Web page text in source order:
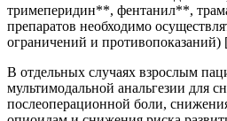
тримеперидин**, фентанил**,
препаратов необходимо
ограничений и противопоказаний)
В отдельных случаях взрослым
мультимодальной анальгезии для
послеоперационной боли,